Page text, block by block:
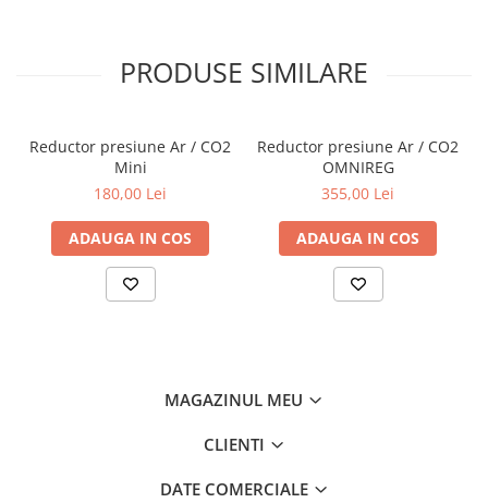
PRODUSE SIMILARE
Reductor presiune Ar / CO2
Mini
180,00 Lei
ADAUGA IN COS
Reductor presiune Ar / CO2
OMNIREG
355,00 Lei
ADAUGA IN COS
MAGAZINUL MEU
CLIENTI
DATE COMERCIALE